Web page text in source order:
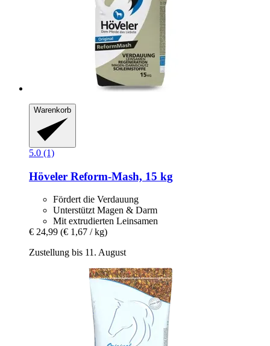
Warenkorb
5.0 (1)
Höveler Reform-​Mash, 15 kg
Fördert die Verdauung
Unterstützt Magen & Darm
Mit extrudierten Leinsamen
€ 24,99 (€ 1,67 / kg)
Zustellung bis 11. August